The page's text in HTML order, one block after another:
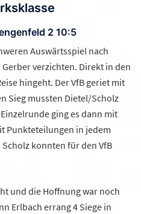
2 10:5
Auswärtsspiel nach
verzichten. Direkt in den
hingeht. Der VfB geriet mit
Sieg mussten Dietel/Scholz
ging es dann mit
Punkteteilungen in jedem
konnten für den VfB
und die Hoffnung war noch
Erlbach errang 4 Siege in